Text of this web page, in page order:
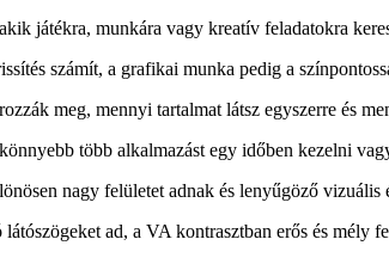
játékra, munkára vagy kreatív feladatokra
számít, a grafikai munka pedig a
meg, mennyi tartalmat látsz egyszerre és
több alkalmazást egy időben kezelni
nagy felületet adnak és lenyűgöző vizuális
ad, a VA kontrasztban erős és